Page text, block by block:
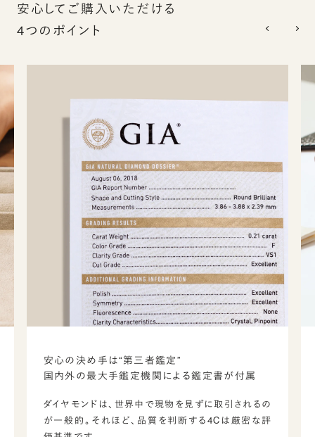
安心してご購入いただける
4つのポイント
安心の決め手は“第三者鑑定”
国内外の最大手鑑定機関による鑑定書が付属
ダイヤモンドは、世界中で現物を見ずに取引されるの
が一般的。それほど、品質を判断する4Cは厳密な評